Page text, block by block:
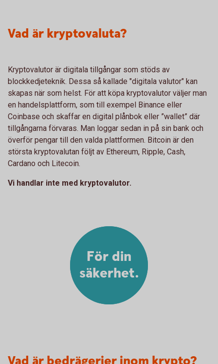
Vad är kryptovaluta?
Kryptovalutor är digitala tillgångar som stöds av
blockkedjeteknik. Dessa så kallade "digitala valutor" kan
skapas när som helst. För att köpa kryptovalutor väljer man
en handelsplattform, som till exempel Binance eller
Coinbase och skaffar en digital plånbok eller ”wallet” där
tillgångarna förvaras. Man loggar sedan in på sin bank och
överför pengar till den valda plattformen. Bitcoin är den
största kryptovalutan följt av Ethereum, Ripple, Cash,
Cardano och Litecoin.
Vi handlar inte med kryptovalutor.
För din
säkerhet.